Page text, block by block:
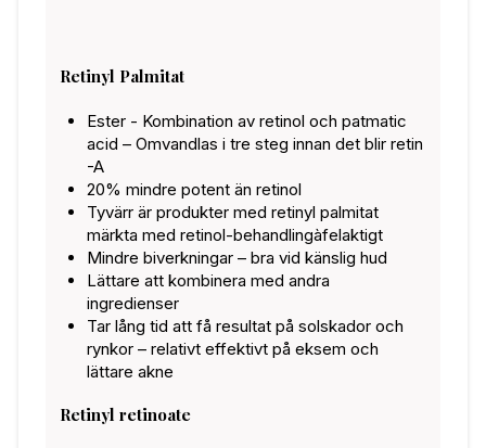
Retinyl Palmitat
Ester - Kombination av retinol och patmatic
acid – Omvandlas i tre steg innan det blir retin
-A
20% mindre potent än retinol
Tyvärr är produkter med retinyl palmitat
märkta med retinol-behandlingàfelaktigt
Mindre biverkningar – bra vid känslig hud
Lättare att kombinera med andra
ingredienser
Tar lång tid att få resultat på solskador och
rynkor – relativt effektivt på eksem och
lättare akne
Retinyl retinoate